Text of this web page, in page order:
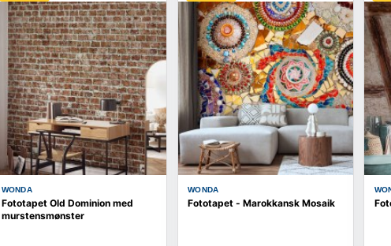
WONDA
Fototapet Old Dominion med
murstensmønster
WONDA
Fototapet - Marokkansk Mosaik